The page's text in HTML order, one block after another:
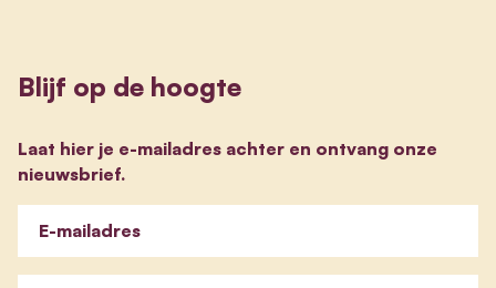
Blijf op de hoogte
Laat hier je e-mailadres achter en ontvang onze
nieuwsbrief.
E-mailadres